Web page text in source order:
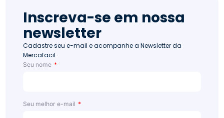
sup
erm
erc
ado
ter
Inscreva-se em nossa
newsletter
Cadastre seu e-mail e acompanhe a Newsletter da
Mercafacil.
Seu nome
Seu melhor e-mail